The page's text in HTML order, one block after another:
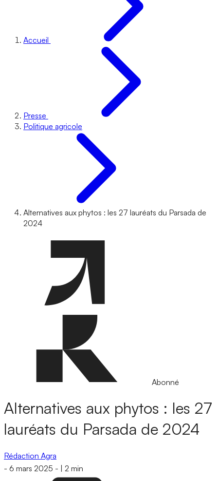
Accueil
Presse
Politique agricole
Alternatives aux phytos : les 27 lauréats du Parsada de
2024
Abonné
Alternatives aux phytos : les 27
lauréats du Parsada de 2024
Rédaction Agra
- 6 mars 2025 - 2 min